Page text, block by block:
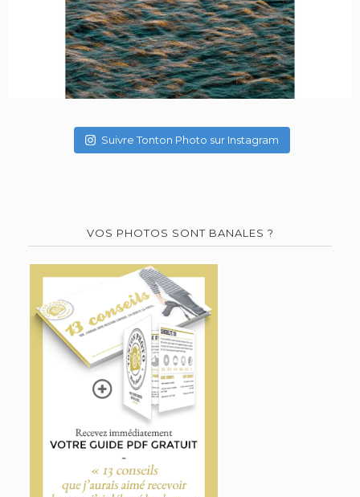
Suivre Tonton Photo sur Instagram
VOS PHOTOS SONT BANALES ?